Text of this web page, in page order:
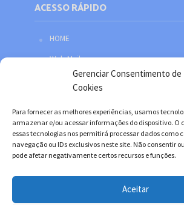
Gerenciar Consentimento de
Cookies
Para fornecer as melhores experiências, usamos
armazenar e/ou acessar informações do dispositivo. O
essas tecnologias nos permitirá processar dados como
navegação ou IDs exclusivos neste site. Não consentir
pode afetar negativamente certos recursos e funções.
Aceitar
ACESSO RÁPIDO
HOME
Web Mail
Política de privacidade
Facebook
Twitter
YouTube
Instagram